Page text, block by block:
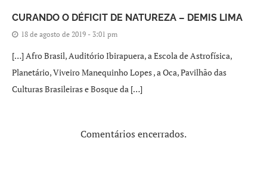
CURANDO O DÉFICIT DE NATUREZA – DEMIS LIMA
18 de agosto de 2019 - 3:01 pm
[…] Afro Brasil, Auditório Ibirapuera, a Escola de Astrofísica,
Planetário, Viveiro Manequinho Lopes , a Oca, Pavilhão das
Culturas Brasileiras e Bosque da […]
Comentários encerrados.